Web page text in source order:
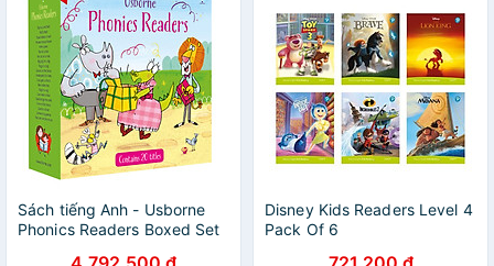
Sách tiếng Anh - Usborne
Phonics Readers Boxed Set
Disney Kids Readers Level 4
Pack Of 6